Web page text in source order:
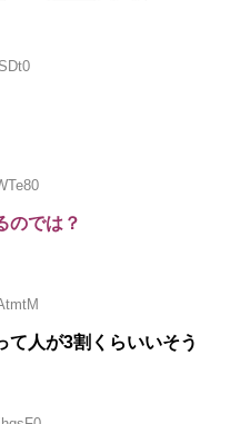
のでは？
て人が3割くらいいそう